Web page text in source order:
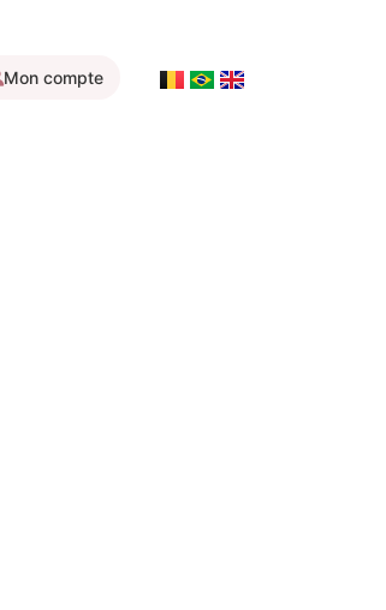
Mon compte